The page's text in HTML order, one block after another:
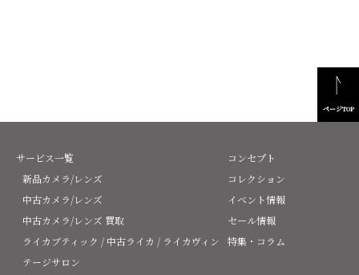
ページTOP
サービス一覧
新品カメラ/レンズ
中古カメラ/レンズ
中古カメラ/レンズ 買取
ライカブティック / 中古ライカ / ライカヴィン
テージサロン
コンセプト
コレクション
イベント情報
セール情報
特集・コラム